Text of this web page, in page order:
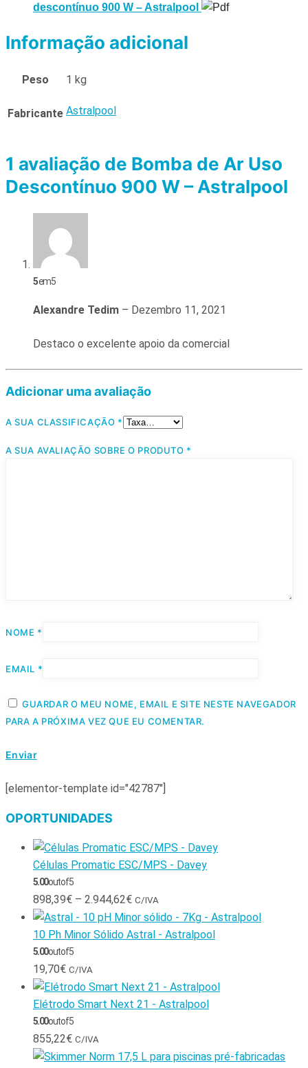
descontínuo 900 W – Astralpool
Informação adicional
Peso 1 kg
Fabricante Astralpool
1 avaliação de Bomba de Ar Uso
Descontínuo 900 W – Astralpool
5em 5
Alexandre Tedim – Dezembro 11, 2021
Destaco o excelente apoio da comercial
Adicionar uma avaliação
A SUA CLASSIFICAÇÃO *
A SUA AVALIAÇÃO SOBRE O PRODUTO *
NOME *
EMAIL *
GUARDAR O MEU NOME, EMAIL E SITE NESTE NAVEGADOR
PARA A PRÓXIMA VEZ QUE EU COMENTAR.
[elementor-template id="42787"]
OPORTUNIDADES
Células Promatic ESC/MPS - Davey
5.00out of 5
898,39€ – 2.944,62€ C/IVA
10 Ph Minor Sólido Astral - Astralpool
5.00out of 5
19,70€ C/IVA
Elétrodo Smart Next 21 - Astralpool
5.00out of 5
855,22€ C/IVA